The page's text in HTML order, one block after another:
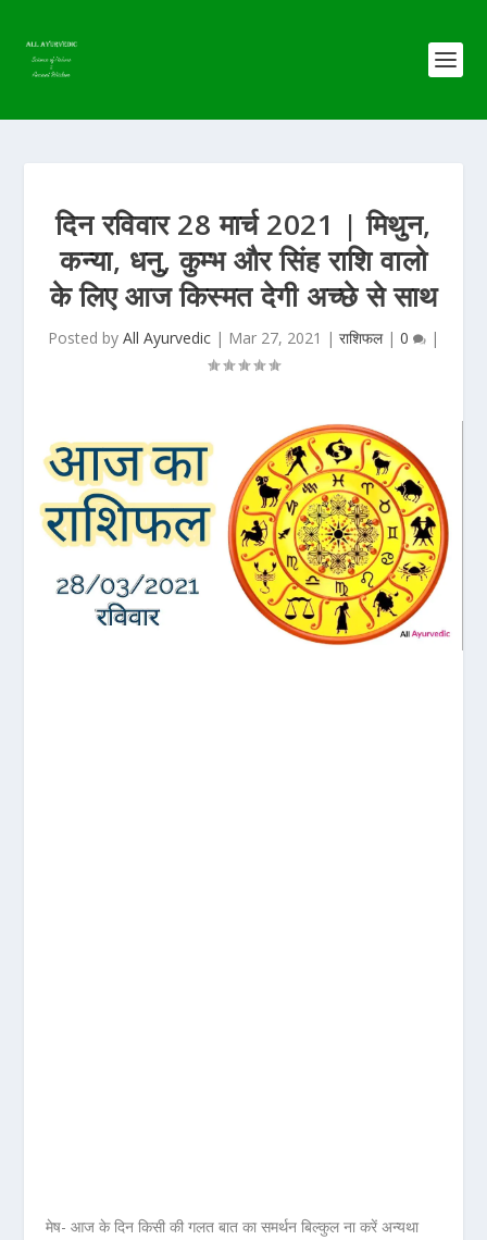
दिन रविवार 28 मार्च 2021 | मिथुन,
कन्या, धनु, कुम्भ और सिंह राशि वालो
के लिए आज किस्मत देगी अच्छे से साथ
Posted by All Ayurvedic | Mar 27, 2021 | राशिफल| 0 |
मेष- आज के दिन किसी की गलत बात का समर्थन बिल्कुल ना करें अन्यथा